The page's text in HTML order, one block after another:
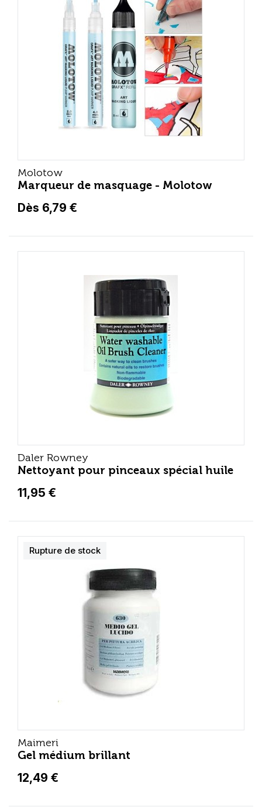
Molotow
Marqueur de masquage - Molotow
Dès 6,79 €
Daler Rowney
Nettoyant pour pinceaux spécial huile
11,95 €
Maimeri
Gel médium brillant
12,49 €
Rupture de stock